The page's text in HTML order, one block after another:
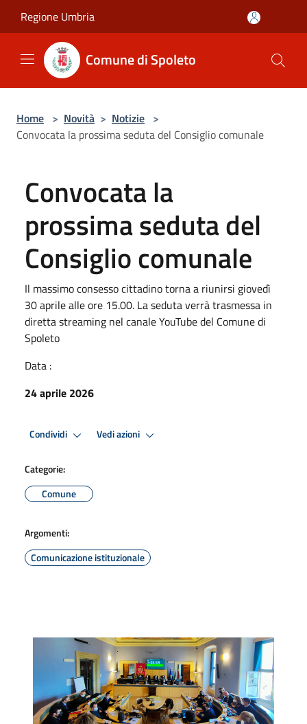
Regione Umbria
Comune di Spoleto
Home > Novità > Notizie >
Convocata la prossima seduta del Consiglio comunale
Convocata la
prossima seduta del
Consiglio comunale
Il massimo consesso cittadino torna a riunirsi giovedì
30 aprile alle ore 15.00. La seduta verrà trasmessa in
diretta streaming nel canale YouTube del Comune di
Spoleto
Data :
24 aprile 2026
Condividi Vedi azioni
Categorie:
Comune
Argomenti:
Comunicazione istituzionale